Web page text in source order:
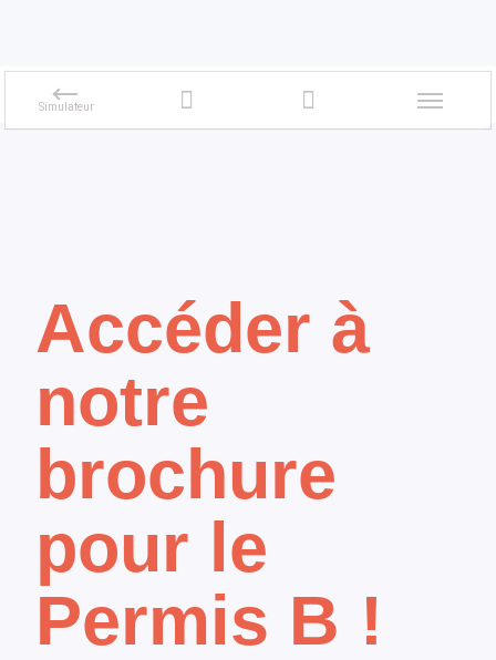
Accéder à
notre
brochure
pour le
Permis B !